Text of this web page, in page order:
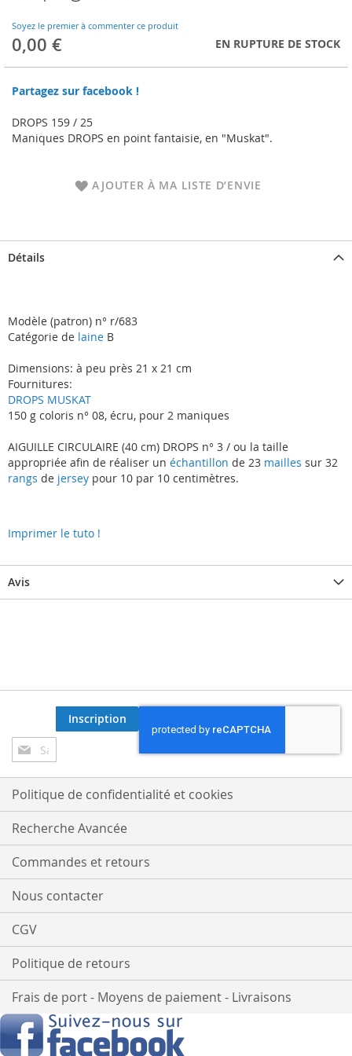
Soyez le premier à commenter ce produit
0,00 € EN RUPTURE DE STOCK
Partagez sur facebook !
DROPS 159 / 25
Maniques DROPS en point fantaisie, en "Muskat".
AJOUTER À MA LISTE D’ENVIE
beginning
of
the
gallery
Détails
Modèle (patron) n° r/683
Catégorie de laine B
Dimensions: à peu près 21 x 21 cm
Fournitures:
DROPS MUSKAT
150 g coloris n° 08, écru, pour 2 maniques
AIGUILLE CIRCULAIRE (40 cm) DROPS n° 3 / ou la taille
appropriée afin de réaliser un échantillon de 23 mailles sur 32
rangs de jersey pour 10 par 10 centimètres.
Imprimer le tuto !
Avis
Inscription
à
notre
lettre
d’information
:
Inscription
Politique de confidentialité et cookies
Recherche Avancée
Commandes et retours
Nous contacter
CGV
Politique de retours
Frais de port - Moyens de paiement - Livraisons